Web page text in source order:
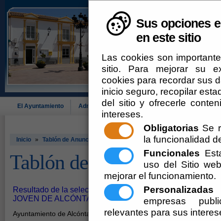
Sus opciones
en este sitio
Las cookies son
sitio. Para mejorar su
cookies para recordar sus
inicio seguro, recopilar
del sitio y ofrecerle
intereses.
Obligatorias Se
la funcionalidad
Funcionales
uso del Sitio
mejorar el funcionamiento.
Personalizadas
empresas
relevantes para sus
El Ayuntamiento Administración-e Que Hacer Cuando
Inicio » Tablón de Anuncios
Tablón de Anuncios
Resultado de la selección del primer trabajador del
JOVEN DE ALCÓNTAR
Ayuntamiento de Alcóntar - Secretaría -